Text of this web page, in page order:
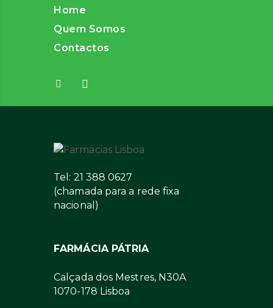
Home
Quem Somos
Contactos
Tel: 21 388 0627
(chamada para a rede fixa
nacional)
FARMÁCIA PÁTRIA
Calçada dos Mestres, N30A
1070-178 Lisboa